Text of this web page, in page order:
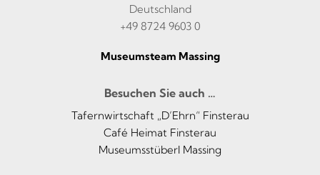
Deutschland
+49 8724 9603 0
Museumsteam Massing
Besuchen Sie auch …
Tafernwirtschaft „D’Ehrn“ Finsterau
Café Heimat Finsterau
Museumsstüberl Massing